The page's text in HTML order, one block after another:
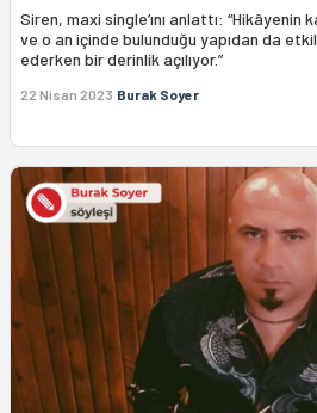
Siren, maxi single’ını anlattı: “Hikâyenin
ve o an içinde bulunduğu yapıdan da
ederken bir derinlik açılıyor.”
22 Nisan 2023 Burak Soyer